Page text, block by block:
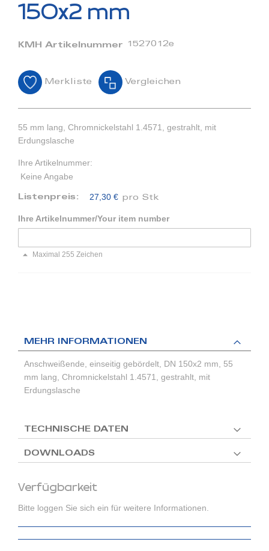
springen
150x2 mm
KMH Artikelnummer 1527012e
Merkliste Vergleichen
55 mm lang, Chromnickelstahl 1.4571, gestrahlt, mit
Erdungslasche
Ihre Artikelnummer:
Keine Angabe
Listenpreis: 27,30 € pro Stk
Ihre Artikelnummer/Your item number
Maximal 255 Zeichen
Verfügbarkeit
Bitte loggen Sie sich ein für weitere Informationen.
MEHR INFORMATIONEN
Anschweißende, einseitig gebördelt, DN 150x2 mm, 55
mm lang, Chromnickelstahl 1.4571, gestrahlt, mit
Erdungslasche
TECHNISCHE DATEN
DOWNLOADS